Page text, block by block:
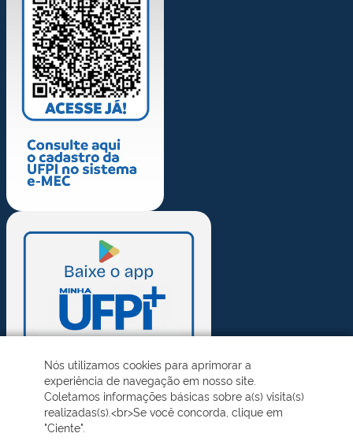
Nós utilizamos cookies para aprimorar a
experiência de navegação em nosso site.
Coletamos informações básicas sobre a(s) visita(s)
realizadas(s).<br>Se você concorda, clique em
"Ciente".